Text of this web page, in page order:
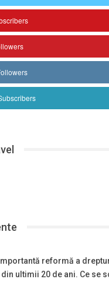
reformă a
ultimii 20 de ani. Ce se